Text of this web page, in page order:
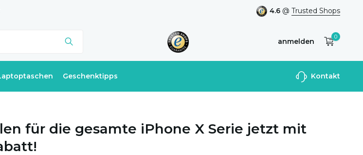
4.6 @ Trusted Shops
anmelden
Benutzerkonto
0
Geschenktipps Kontakt
für die gesamte iPhone X Serie jetzt mit